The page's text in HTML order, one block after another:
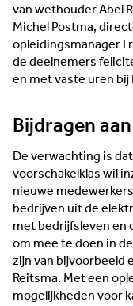
van wethouder Abel
Michel Postma,
opleidingsmanager
de deelnemers
en met vaste uren bij
Bijdragen
De verwachting is
voorschakelklas wil
nieuwe
bedrijven uit de
met bedrijfsleven en
om mee te doen in
zijn van bijvoorbeeld
Reitsma. Met een
mogelijkheden voor